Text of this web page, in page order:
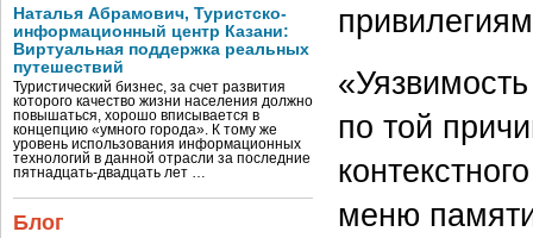
Наталья Абрамович, Туристско-
информационный центр Казани:
Виртуальная поддержка реальных
путешествий
Туристический бизнес, за счет развития
которого качество жизни населения должно
повышаться, хорошо вписывается в
концепцию «умного города». К тому же
уровень использования информационных
технологий в данной отрасли за последние
пятнадцать-двадцать лет …
Блог
по той
меню